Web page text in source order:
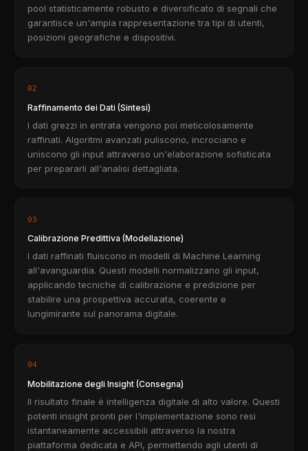
pool statisticamente robusto e diversificato di segnali che
garantisce un'ampia rappresentazione tra tipi di utenti,
posizioni geografiche e dispositivi.
02
Raffinamento dei Dati (Sintesi)
I dati grezzi in entrata vengono poi meticolosamente
raffinati. Algoritmi avanzati puliscono, incrociano e
uniscono gli input attraverso un'elaborazione sofisticata
per prepararli all'analisi dettagliata.
03
Calibrazione Predittiva (Modellazione)
I dati raffinati fluiscono in modelli di Machine Learning
all'avanguardia. Questi modelli normalizzano gli input,
applicando tecniche di calibrazione e predizione per
stabilire una prospettiva accurata, coerente e
lungimirante sul panorama digitale.
04
Mobilitazione degli Insight (Consegna)
Il risultato finale è intelligenza digitale di alto valore. Questi
potenti insight pronti per l'implementazione sono resi
istantaneamente accessibili attraverso la nostra
piattaforma dedicata e API, permettendo agli utenti di